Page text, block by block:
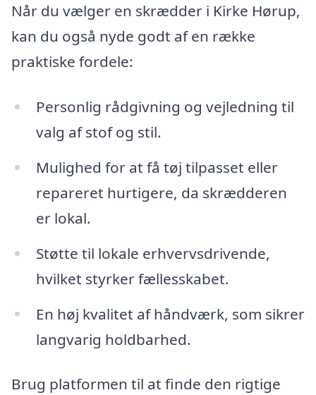
Når du vælger en skrædder i Kirke Hørup,
kan du også nyde godt af en række
praktiske fordele:
Personlig rådgivning og vejledning til
valg af stof og stil.
Mulighed for at få tøj tilpasset eller
repareret hurtigere, da skrædderen
er lokal.
Støtte til lokale erhvervsdrivende,
hvilket styrker fællesskabet.
En høj kvalitet af håndværk, som sikrer
langvarig holdbarhed.
Brug platformen til at finde den rigtige